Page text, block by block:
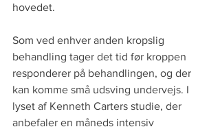
hovedet.
Som ved enhver anden kropslig
behandling tager det tid før kroppen
responderer på behandlingen, og der
kan komme små udsving undervejs. I
lyset af Kenneth Carters studie, der
anbefaler en måneds intensiv